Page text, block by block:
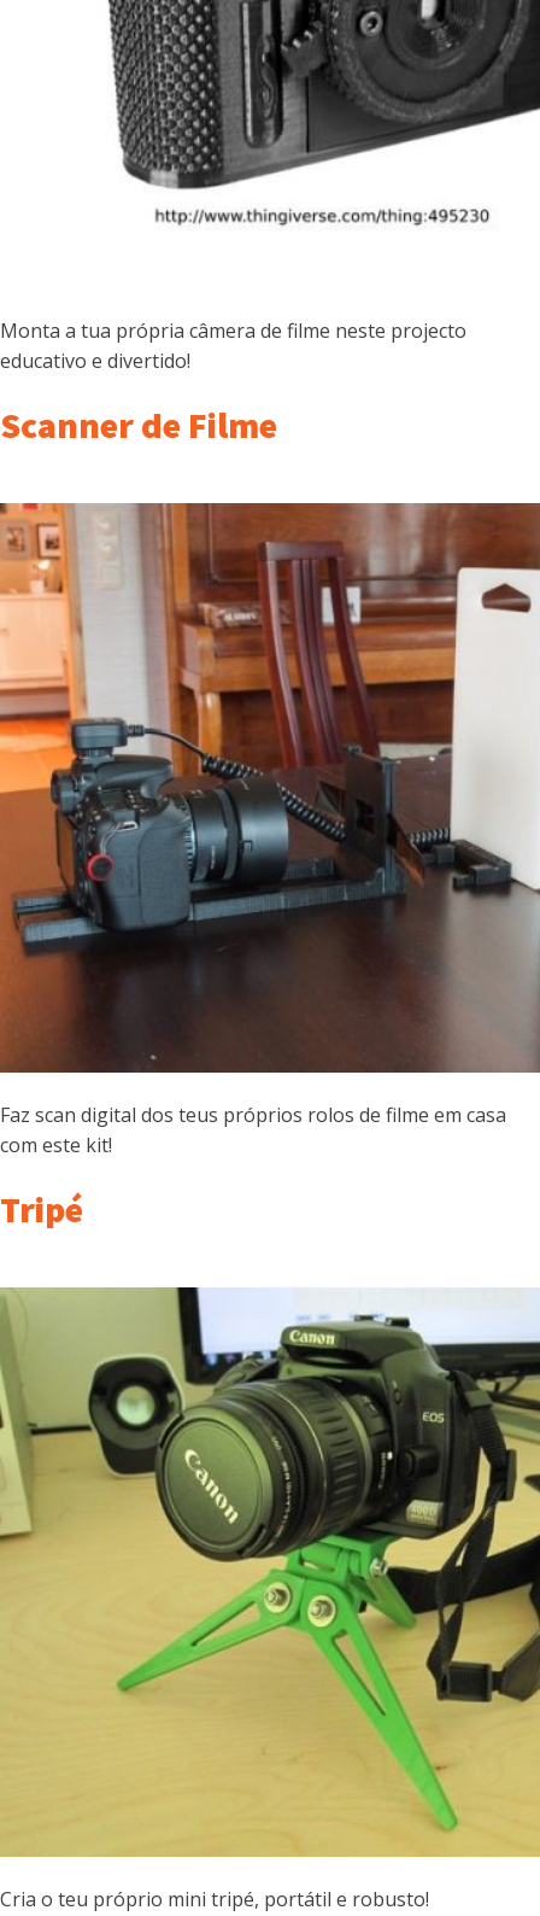
Monta a tua própria câmera de filme neste projecto
educativo e divertido!
Scanner de Filme
Faz scan digital dos teus próprios rolos de filme em casa
com este kit!
Tripé
Cria o teu próprio mini tripé, portátil e robusto!